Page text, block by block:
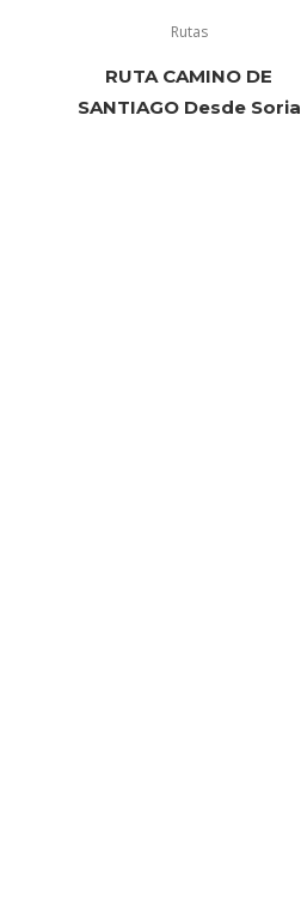
Rutas
RUTA CAMINO DE
SANTIAGO Desde Soria